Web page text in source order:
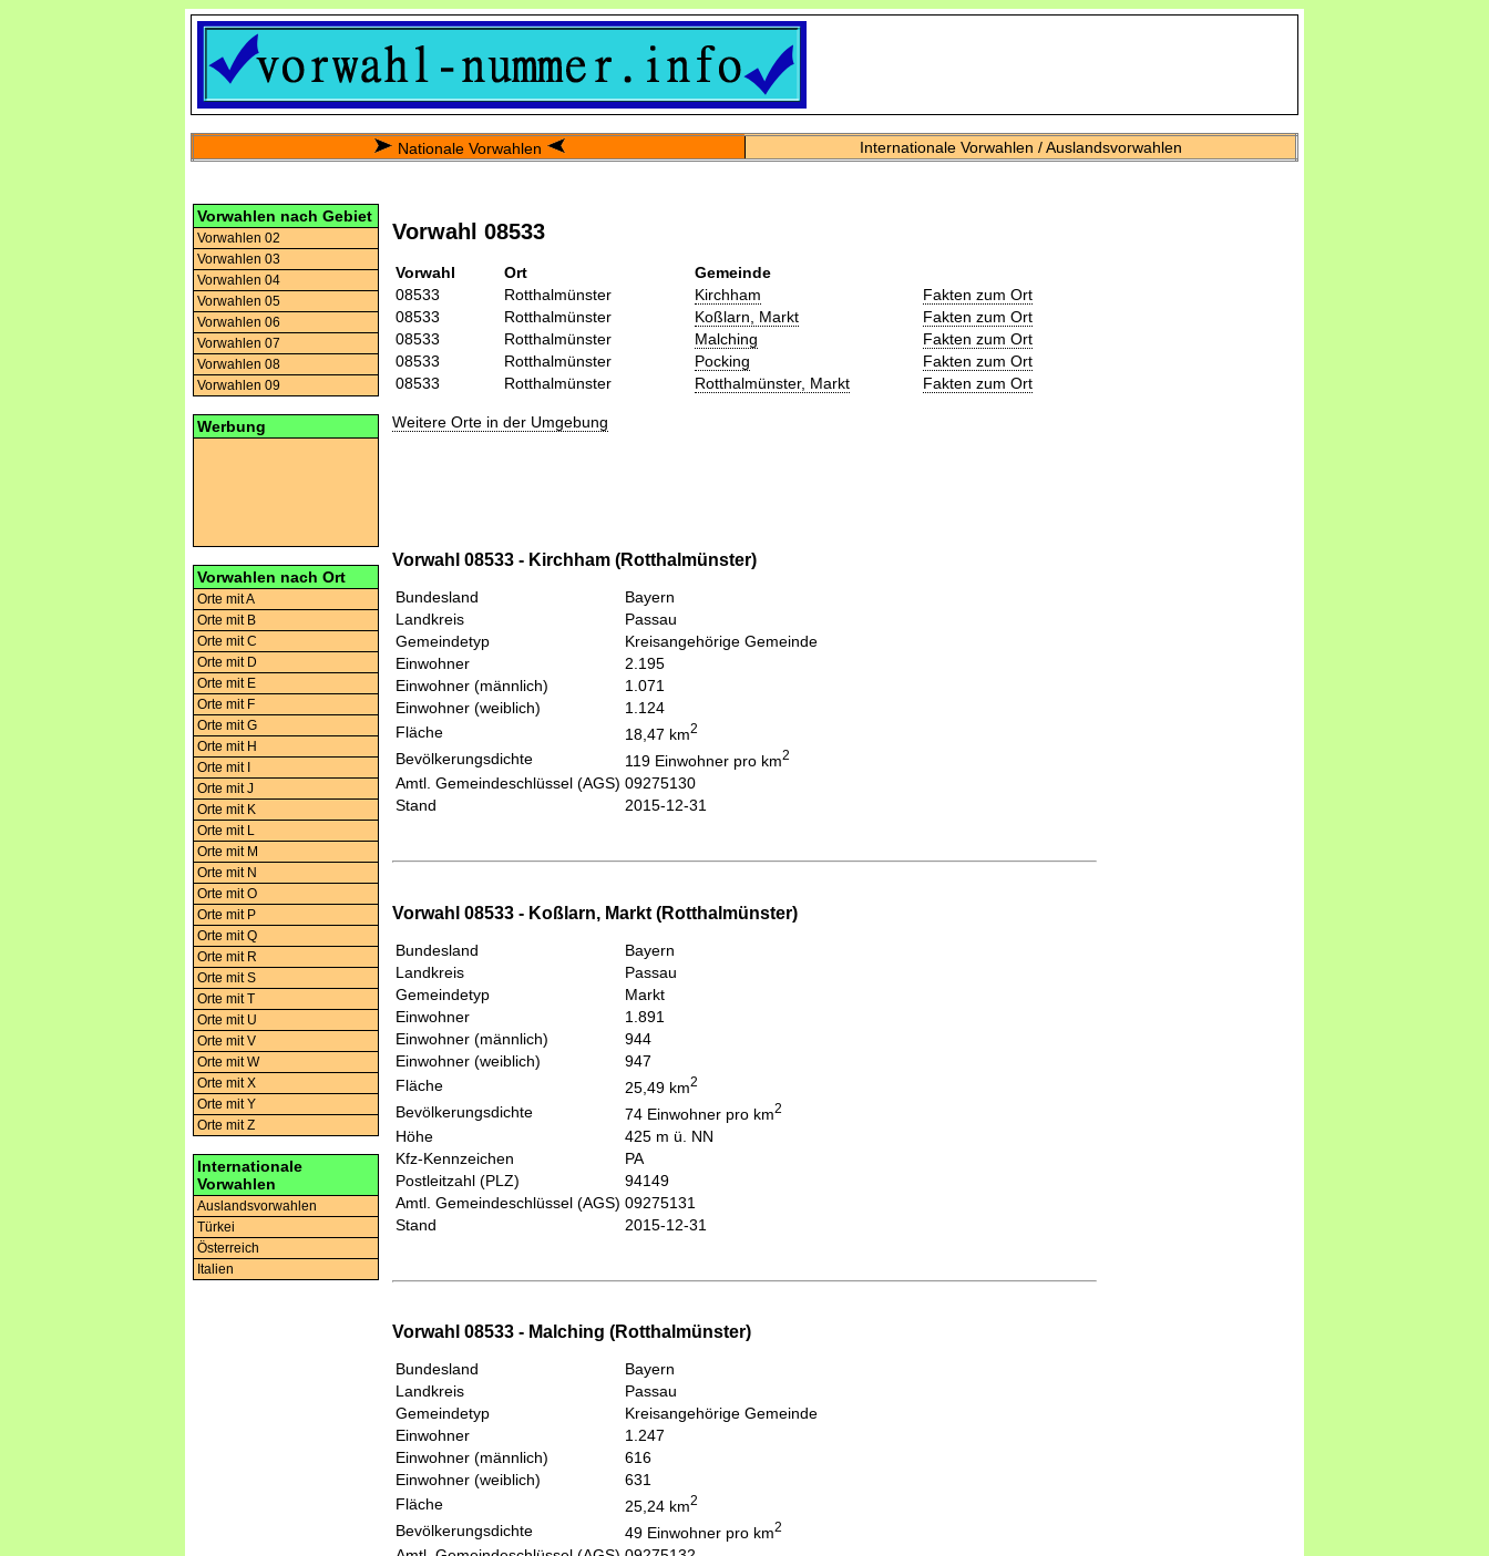
Nationale Vorwahlen Internationale Vorwahlen / Auslandsvorwahlen
Vorwahlen nach Gebiet
Vorwahlen 02
Vorwahlen 03
Vorwahlen 04
Vorwahlen 05
Vorwahlen 06
Vorwahlen 07
Vorwahlen 08
Vorwahlen 09
Werbung
Vorwahlen nach Ort
Orte mit A
Orte mit B
Orte mit C
Orte mit D
Orte mit E
Orte mit F
Orte mit G
Orte mit H
Orte mit I
Orte mit J
Orte mit K
Orte mit L
Orte mit M
Orte mit N
Orte mit O
Orte mit P
Orte mit Q
Orte mit R
Orte mit S
Orte mit T
Orte mit U
Orte mit V
Orte mit W
Orte mit X
Orte mit Y
Orte mit Z
Internationale
Vorwahlen
Auslandsvorwahlen
Türkei
Österreich
Italien
Vorwahl 08533
Vorwahl Ort
Gemeinde
08533
Rotthalmünster Kirchham
Fakten zum Ort
08533
Rotthalmünster Koßlarn, Markt
Fakten zum Ort
08533
Rotthalmünster Malching
Fakten zum Ort
08533
Rotthalmünster Pocking
Fakten zum Ort
08533
Rotthalmünster Rotthalmünster, Markt Fakten zum Ort
Weitere Orte in der Umgebung
Vorwahl 08533 - Kirchham (Rotthalmünster)
Bundesland
Bayern
Landkreis
Passau
Gemeindetyp
Kreisangehörige Gemeinde
Einwohner
2.195
Einwohner (männlich)
1.071
Einwohner (weiblich)
1.124
Fläche
18,47 km2
Bevölkerungsdichte 119 Einwohner pro km2
Amtl. Gemeindeschlüssel (AGS) 09275130
Stand
2015-12-31
Vorwahl 08533 - Koßlarn, Markt (Rotthalmünster)
Bundesland
Bayern
Landkreis
Passau
Gemeindetyp
Markt
Einwohner
1.891
Einwohner (männlich)
944
Einwohner (weiblich)
947
Fläche
25,49 km2
Bevölkerungsdichte 74 Einwohner pro km2
Höhe
425 m ü. NN
Kfz-Kennzeichen
PA
Postleitzahl (PLZ)
94149
Amtl. Gemeindeschlüssel (AGS) 09275131
Stand
2015-12-31
Vorwahl 08533 - Malching (Rotthalmünster)
Bundesland
Bayern
Landkreis
Passau
Gemeindetyp
Kreisangehörige Gemeinde
Einwohner
1.247
Einwohner (männlich)
616
Einwohner (weiblich)
631
Fläche
25,24 km2
Bevölkerungsdichte 49 Einwohner pro km2